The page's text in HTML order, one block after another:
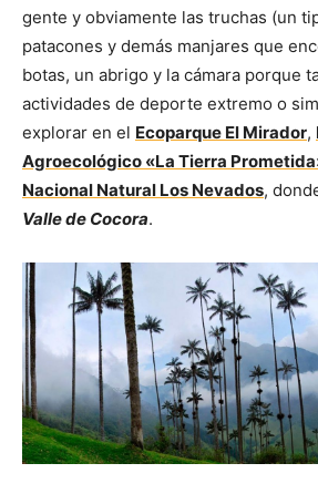
gente y obviamente las truchas (un
patacones y demás manjares que
botas, un abrigo y la cámara porque
actividades de deporte extremo o
explorar en el Ecoparque El Mirador,
Agroecológico «La Tierra
Nacional Natural Los Nevados,
Valle de Cocora.